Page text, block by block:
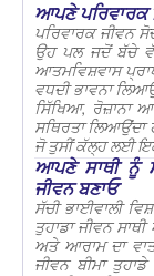
ਆਪਣੇ ਪਰਿਵਾਰਕ
ਪਰਿਵਾਰਕ ਜੀਵਨ
ਉਹ ਪਲ ਜਦੋਂ ਬੱਚੇ
ਆਤਮਵਿਸ਼ਵਾਸ
ਵਧਦੀ ਭਾਵਨਾ
ਸਿੱਖਿਆ, ਰੋਜ਼ਾਨਾ
ਸਥਿਰਤਾ
ਜੋ ਤੁਸੀਂ ਕੱਲ੍ਹ ਲਈ
ਆਪਣੇ ਸਾਥੀ ਨੂੰ
ਜੀਵਨ ਬਣਾਓ
ਸੱਚੀ ਭਾਈਵਾਲੀ
ਤੁਹਾਡਾ ਜੀਵਨ
ਅਤੇ ਆਰਾਮ ਦਾ
ਜੀਵਨ ਬੀਮਾ